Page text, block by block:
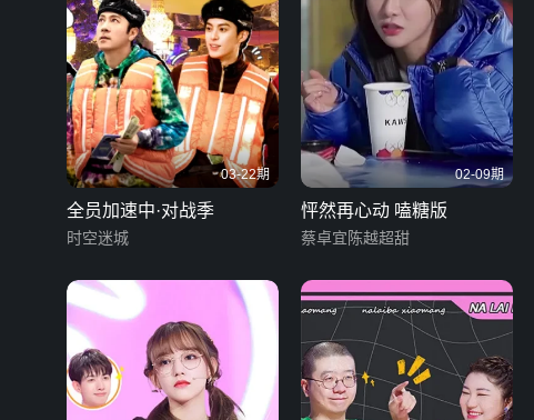
03-22期
全员加速中·对战季
时空迷城
02-09期
怦然再心动 嗑糖版
蔡卓宜陈越超甜